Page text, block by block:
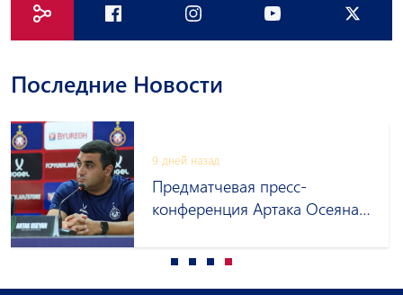
Последние Новости
9 дней назад
Предматчевая пресс-
конференция Артака Осеяна